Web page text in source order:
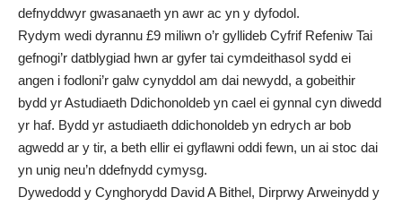
defnyddwyr gwasanaeth yn awr ac yn y dyfodol.
Rydym wedi dyrannu £9 miliwn o’r gyllideb Cyfrif Refeniw Tai
gefnogi’r datblygiad hwn ar gyfer tai cymdeithasol sydd ei
angen i fodloni’r galw cynyddol am dai newydd, a gobeithir
bydd yr Astudiaeth Ddichonoldeb yn cael ei gynnal cyn diwedd
yr haf. Bydd yr astudiaeth ddichonoldeb yn edrych ar bob
agwedd ar y tir, a beth ellir ei gyflawni oddi fewn, un ai stoc dai
yn unig neu’n ddefnydd cymysg.
Dywedodd y Cynghorydd David A Bithel, Dirprwy Arweinydd y